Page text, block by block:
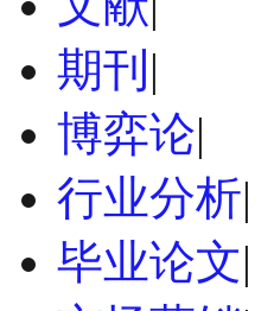
期刊 |
博弈论|
行业分析|
毕业论文|